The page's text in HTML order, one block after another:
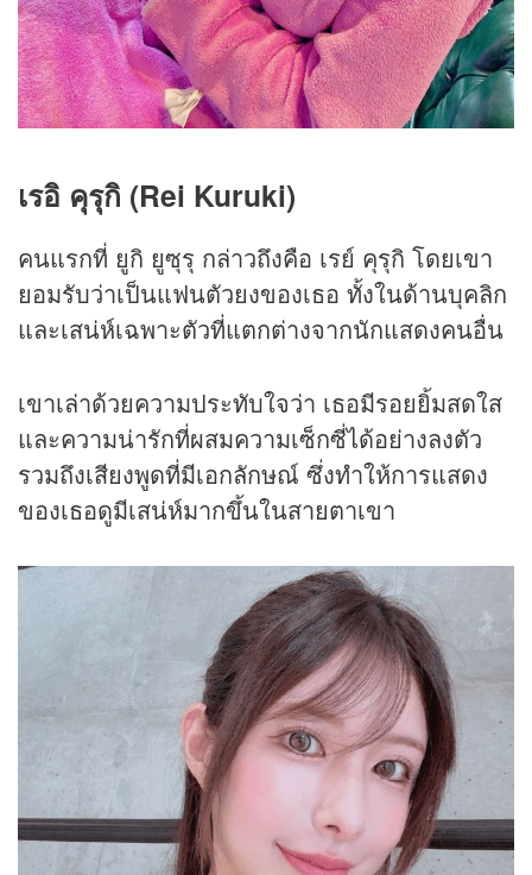
เรอิ คุรุกิ (Rei Kuruki)
คนแรกที่ ยูกิ ยูซุรุ กล่าวถึงคือ เรย์ คุรุกิ โดยเขา
ยอมรับว่าเป็นแฟนตัวยงของเธอ ทั้งในด้านบุคลิก
และเสน่ห์เฉพาะตัวที่แตกต่างจากนักแสดงคนอื่น
เขาเล่าด้วยความประทับใจว่า เธอมีรอยยิ้มสดใส
และความน่ารักที่ผสมความเซ็กซี่ได้อย่างลงตัว
รวมถึงเสียงพูดที่มีเอกลักษณ์ ซึ่งทำให้การแสดง
ของเธอดูมีเสน่ห์มากขึ้นในสายตาเขา